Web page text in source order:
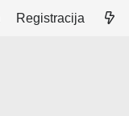
Registracija